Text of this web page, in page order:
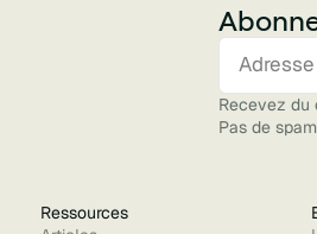
Recevez du
Pas de
Ressources